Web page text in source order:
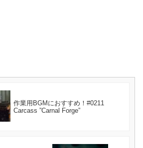
作業用BGMにおすすめ！#0211
Carcass ”Carnal Forge”